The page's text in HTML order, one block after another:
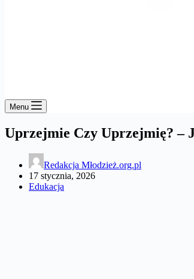
Menu
Uprzejmie Czy Uprzejmię? –
Redakcja Młodzież.org.pl
17 stycznia, 2026
Edukacja